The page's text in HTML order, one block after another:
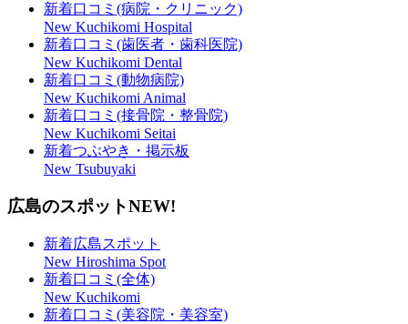
新着口コミ(病院・クリニック)
New Kuchikomi Hospital
新着口コミ(歯医者・歯科医院)
New Kuchikomi Dental
新着口コミ(動物病院)
New Kuchikomi Animal
新着口コミ(接骨院・整骨院)
New Kuchikomi Seitai
新着つぶやき・掲示板
New Tsubuyaki
広島のスポットNEW!
新着広島スポット
New Hiroshima Spot
新着口コミ(全体)
New Kuchikomi
新着口コミ(美容院・美容室)